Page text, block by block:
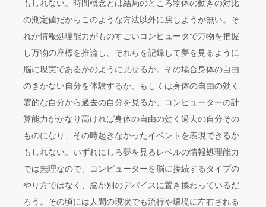
もしれない。時間概念とは結局のところ物体の動きの対比
の測定値だからこのような方法以外に戻しようが無い。そ
れか情報処理能力がものすごいコンピュータで万物を把握
し万物の座標を推論し、それらを記録して夢を見るように
脳に現実であるかのように見せるか。その場合身体の自由
のきかない自分を体験するか、もしくは身体の自由の効く
霊的な自分から過去の自分を見るか、コンピューターの計
算能力がかなり高ければ身体の自由の効く過去の自分その
ものになり、その時起きなかったイベントを表現できるか
もしれない。いずれにしろ夢を見るレベルの情報処理能力
では無理なので、コンピューターを脳に接続するタイプの
やり方ではなく、脳が別のデバイスに置き換わっているだ
ろう。その頃には人間の現状でも流行や環境に左右される